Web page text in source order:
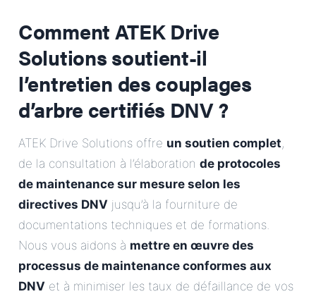
Comment ATEK Drive
Solutions soutient-il
l’entretien des couplages
d’arbre certifiés DNV ?
ATEK Drive Solutions offre un soutien complet,
de la consultation à l’élaboration de protocoles
de maintenance sur mesure selon les
directives DNV jusqu’à la fourniture de
documentations techniques et de formations.
Nous vous aidons à mettre en œuvre des
processus de maintenance conformes aux
DNV et à minimiser les taux de défaillance de vos